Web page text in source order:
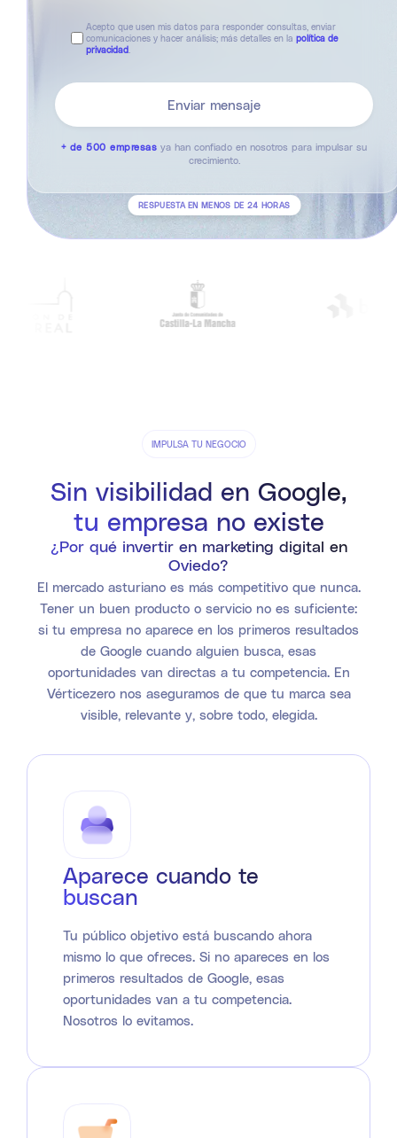
RESPUESTA EN MENOS DE 24 HORAS
Acepto que usen mis datos para responder consultas, enviar
comunicaciones y hacer análisis; más detalles en la política de
privacidad
+ de 500 empresas ya han confiado en nosotros para impulsar su
crecimiento.
IMPULSA TU NEGOCIO
Sin visibilidad en Google,
tu empresa no existe
¿Por qué invertir en marketing digital en
Oviedo?
El mercado asturiano es más competitivo que nunca.
Tener un buen producto o servicio no es suficiente:
si tu empresa no aparece en los primeros resultados
de Google cuando alguien busca, esas
oportunidades van directas a tu competencia. En
Vérticezero nos aseguramos de que tu marca sea
visible, relevante y, sobre todo, elegida.
Aparece cuando te
buscan
Tu público objetivo está buscando ahora
mismo lo que ofreces. Si no apareces en los
primeros resultados de Google, esas
oportunidades van a tu competencia.
Nosotros lo evitamos.